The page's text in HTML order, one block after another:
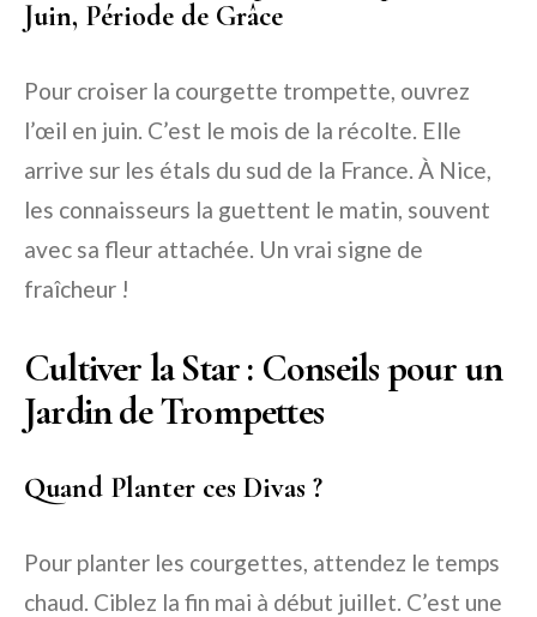
Juin, Période de Grâce
Pour croiser la courgette trompette, ouvrez
l’œil en juin. C’est le mois de la récolte. Elle
arrive sur les étals du sud de la France. À Nice,
les connaisseurs la guettent le matin, souvent
avec sa fleur attachée. Un vrai signe de
fraîcheur !
Cultiver la Star : Conseils pour un
Jardin de Trompettes
Quand Planter ces Divas ?
Pour planter les courgettes, attendez le temps
chaud. Ciblez la fin mai à début juillet. C’est une